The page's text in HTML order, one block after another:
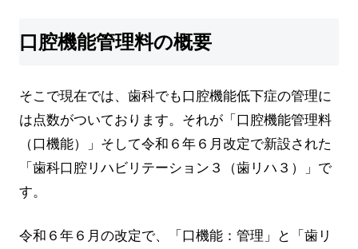
口腔機能管理料の概要
そこで現在では、歯科でも口腔機能低下症の管理に
は点数がついております。それが「口腔機能管理料
（口機能）」そして令和６年６月改定で新設された
「歯科口腔リハビリテーション３（歯リハ３）」で
す。
令和６年６月の改定で、「口機能：管理」と「歯リ